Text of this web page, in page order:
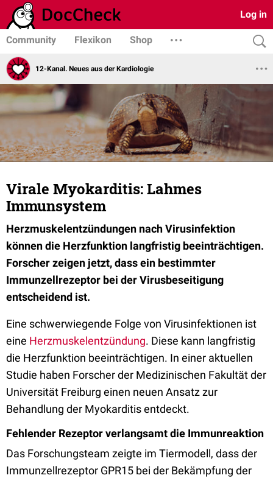
Log in
Community Flexikon Shop
12-Kanal. Neues aus der Kardiologie
Virale Myokarditis: Lahmes
Immunsystem
Herzmuskelentzündungen nach Virusinfektion
können die Herzfunktion langfristig beeinträchtigen.
Forscher zeigen jetzt, dass ein bestimmter
Immunzellrezeptor bei der Virusbeseitigung
entscheidend ist.
Eine schwerwiegende Folge von Virusinfektionen ist
eine Herzmuskelentzündung. Diese kann langfristig
die Herzfunktion beeinträchtigen. In einer aktuellen
Studie haben Forscher der Medizinischen Fakultät der
Universität Freiburg einen neuen Ansatz zur
Behandlung der Myokarditis entdeckt.
Fehlender Rezeptor verlangsamt die Immunreaktion
Das Forschungsteam zeigte im Tiermodell, dass der
Immunzellrezeptor GPR15 bei der Bekämpfung der